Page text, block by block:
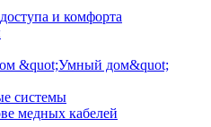
и комфорта
&quot;Умный дом&quot;
системы
медных кабелей